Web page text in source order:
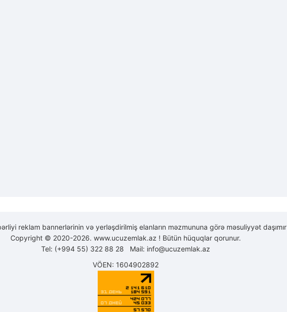
reklam bannerlərinin və yerləşdirilmiş elanların məzmununa görə məsuliyyət daşımır
Copyright © 2020-2026. www.ucuzemlak.az ! Bütün hüquqlar qorunur.
Tel: (+994 55) 322 88 28 Mail: info@ucuzemlak.az
VÖEN: 1604902892